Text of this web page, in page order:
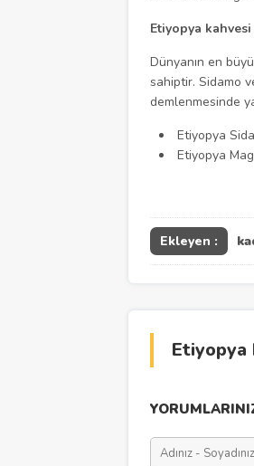
Etiyopya kahvesi
Dünyanın en
sahiptir. Sidamo
demlenmesinde
Etiyopya
Etiyopya
Ekleyen :